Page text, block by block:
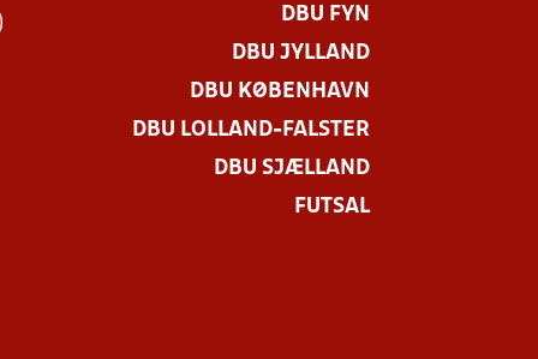
DBU FYN
DBU JYLLAND
DBU KØBENHAVN
DBU LOLLAND-FALSTER
DBU SJÆLLAND
FUTSAL